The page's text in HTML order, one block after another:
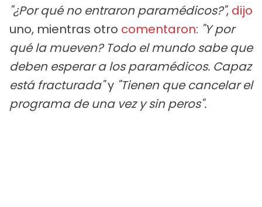
"¿Por qué no entraron paramédicos?", dijo
uno, mientras otro comentaron: "Y por
qué la mueven? Todo el mundo sabe que
deben esperar a los paramédicos. Capaz
está fracturada"y "Tienen que cancelar el
programa de una vez y sin peros".